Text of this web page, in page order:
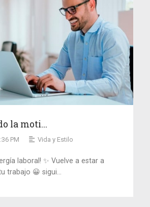
la moti...
PM Vida y Estilo
laboral! ✨ Vuelve a estar a
trabajo 😀 sigui...